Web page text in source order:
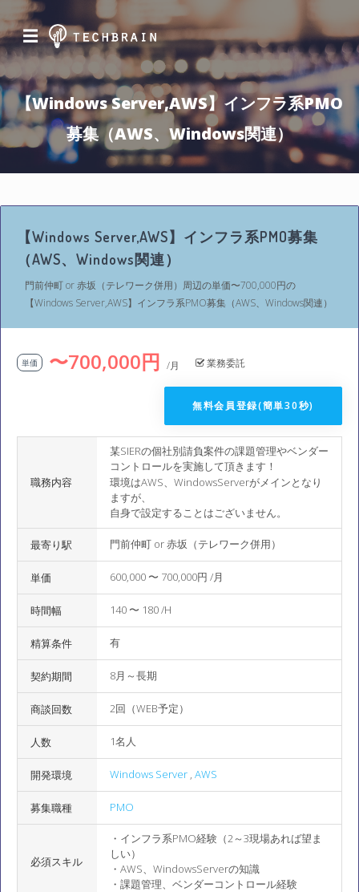
☰
【Windows Server,AWS】インフラ系PMO
募集（AWS、Windows関連）
【Windows Server,AWS】インフラ系PMO募集
（AWS、Windows関連）
門前仲町 or 赤坂（テレワーク併用）周辺の単価〜700,000円の
【Windows Server,AWS】インフラ系PMO募集（AWS、Windows関連）
単価 〜700,000円 /月 業務委託
無料会員登録(簡単30秒)
職務内容
某SIERの個社別請負案件の課題管理やベンダー
コントロールを実施して頂きます！
環境はAWS、WindowsServerがメインとなり
ますが、
自身で設定することはございません。
最寄り駅 門前仲町 or 赤坂（テレワーク併用）
単価 600,000 〜 700,000円 /月
時間幅 140 〜 180 /H
精算条件 有
契約期間 8月～長期
商談回数 2回（WEB予定）
人数 1名人
開発環境 Windows Server , AWS
募集職種 PMO
必須スキル
・インフラ系PMO経験（2～3現場あれば望ま
しい）
・AWS、WindowsServerの知識
・課題管理、ベンダーコントロール経験